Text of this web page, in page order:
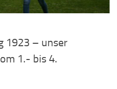
1923 – unser
1.- bis 4.